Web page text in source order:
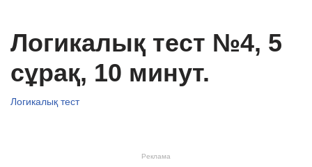
Логикалық тест №4, 5
сұрақ, 10 минут.
Логикалық тест
Реклама